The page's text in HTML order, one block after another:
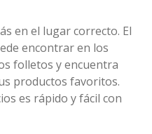
en el lugar correcto. El
encontrar en los
folletos y encuentra
productos favoritos.
es rápido y fácil con